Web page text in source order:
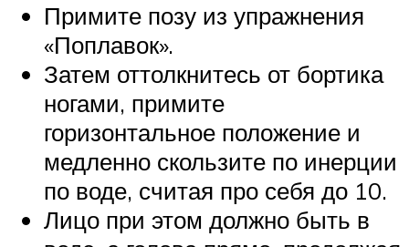
Примите позу из упражнения
«Поплавок».
Затем оттолкнитесь от бортика
ногами, примите
горизонтальное положение и
медленно скользите по инерции
по воде, считая про себя до 10.
Лицо при этом должно быть в